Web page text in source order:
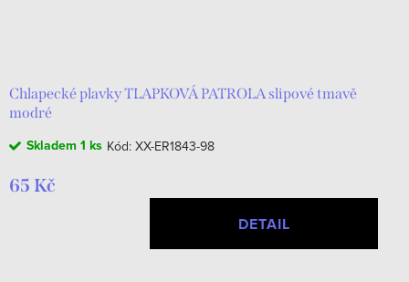
Chlapecké plavky TLAPKOVÁ PATROLA slipové tmavě
modré
Skladem 1 ks Kód: XX-ER1843-98
65 Kč
DETAIL